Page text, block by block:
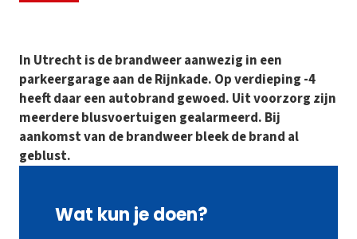
In Utrecht is de brandweer aanwezig in een
parkeergarage aan de Rijnkade. Op verdieping -4
heeft daar een autobrand gewoed. Uit voorzorg zijn
meerdere blusvoertuigen gealarmeerd. Bij
aankomst van de brandweer bleek de brand al
geblust.
Wat kun je doen?